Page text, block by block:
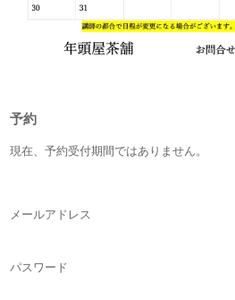
予約
現在、予約受付期間ではありません。
メールアドレス
パスワード